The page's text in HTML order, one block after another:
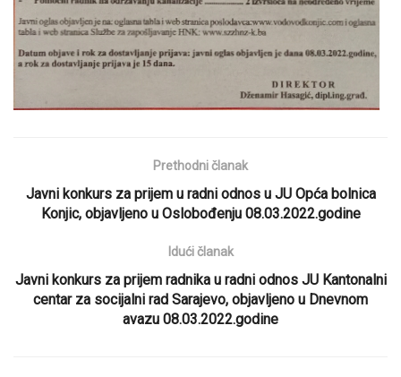
Prethodni članak
Javni konkurs za prijem u radni odnos u JU Opća bolnica
Konjic, objavljeno u Oslobođenju 08.03.2022.godine
Idući članak
Javni konkurs za prijem radnika u radni odnos JU Kantonalni
centar za socijalni rad Sarajevo, objavljeno u Dnevnom
avazu 08.03.2022.godine